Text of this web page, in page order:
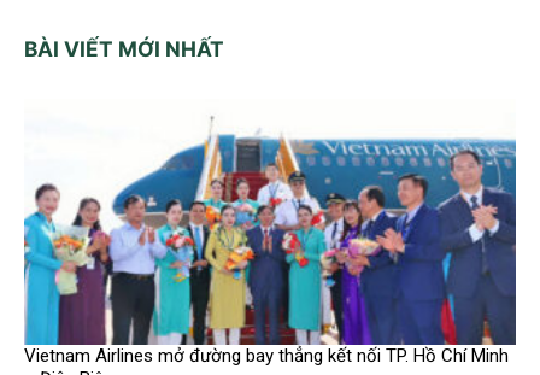
BÀI VIẾT MỚI NHẤT
Vietnam Airlines mở đường bay thẳng kết nối TP. Hồ Chí Minh